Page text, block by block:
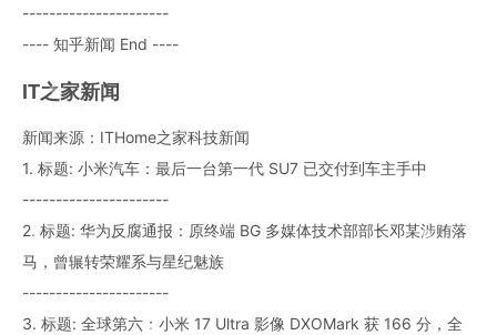
----------------------
---- 知乎新闻 End ----
IT之家新闻
新闻来源：ITHome之家科技新闻
1. 标题: 小米汽车：最后一台第一代 SU7 已交付到车主手中
----------------------
2. 标题: 华为反腐通报：原终端 BG 多媒体技术部部长邓某涉贿落
马，曾辗转荣耀系与星纪魅族
----------------------
3. 标题: 全球第六：小米 17 Ultra 影像 DXOMark 获 166 分，全